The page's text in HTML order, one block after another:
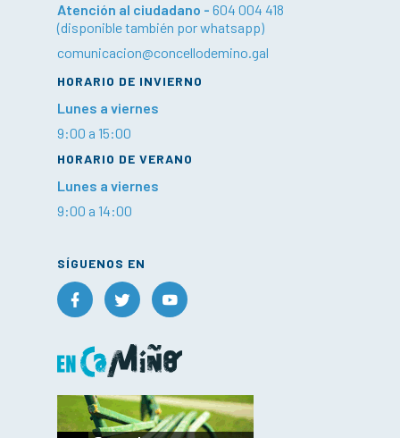
Atención al ciudadano - 604 004 418
(disponible también por whatsapp)
comunicacion@concellodemino.gal
HORARIO DE INVIERNO
Lunes a viernes
9:00 a 15:00
HORARIO DE VERANO
Lunes a viernes
9:00 a 14:00
SÍGUENOS EN